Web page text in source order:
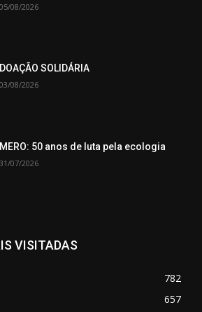
05/08/2026
DOAÇÃO SOLIDÁRIA
03/08/2026
MERO: 50 anos de luta pela ecologia
31/07/2026
VISITADAS
782
657